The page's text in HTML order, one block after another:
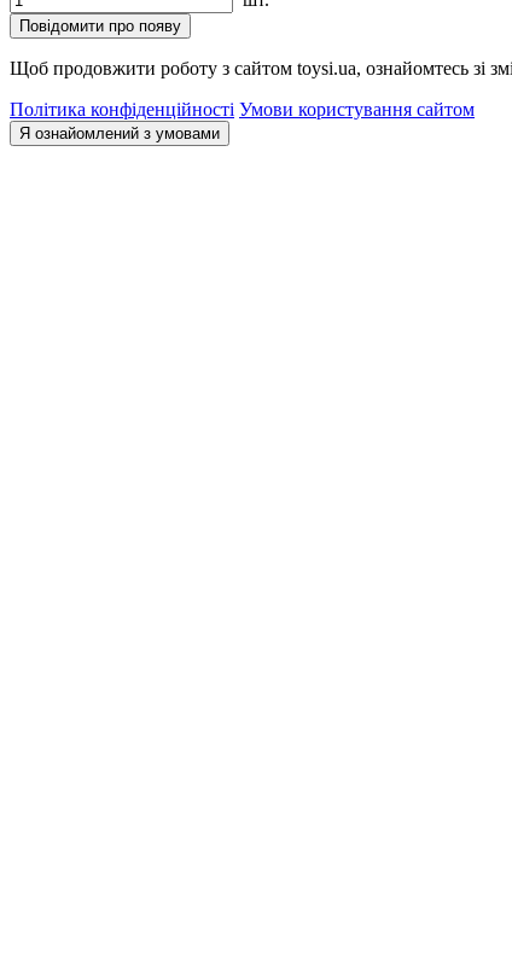
Повідомити про появу
Щоб продовжити роботу з сайтом toysi.ua, ознайомтесь зі
Політика конфіденційності Умови користування сайтом
Я ознайомлений з умовами